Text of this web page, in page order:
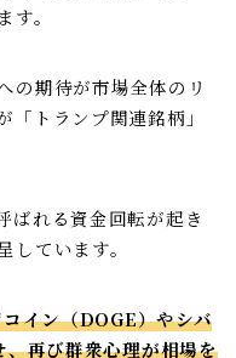
す。
の期待が市場全体のリ
「トランプ関連銘柄」
ばれる資金回転が起き
ています。
イン（DOGE）やシバ
再び群衆心理が相場を